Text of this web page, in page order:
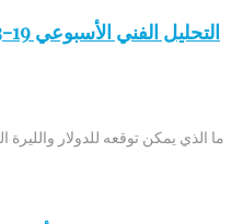
التحليل الفني الأسبوعي 19-23 مايو 2025 / شراء أم هروب؟
ما الذي يمكن توقعه للدولار والليرة